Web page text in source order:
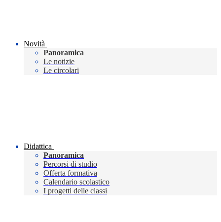
Novità
Panoramica
Le notizie
Le circolari
Didattica
Panoramica
Percorsi di studio
Offerta formativa
Calendario scolastico
I progetti delle classi